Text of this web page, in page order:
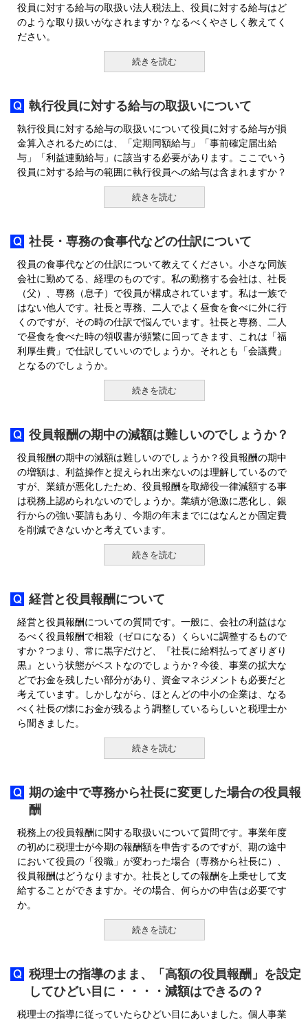
役員に対する給与の取扱い法人税法上、役員に対する給与はど
のような取り扱いがなされますか？なるべくやさしく教えてく
ださい。
続きを読む
執行役員に対する給与の取扱いについて
執行役員に対する給与の取扱いについて役員に対する給与が損
金算入されるためには、「定期同額給与」「事前確定届出給
与」「利益連動給与」に該当する必要があります。ここでいう
役員に対する給与の範囲に執行役員への給与は含まれますか？
続きを読む
社長・専務の食事代などの仕訳について
役員の食事代などの仕訳について教えてください。小さな同族
会社に勤めてる、経理のものです。私の勤務する会社は、社長
（父）、専務（息子）で役員が構成されています。私は一族で
はない他人です。社長と専務、二人でよく昼食を食べに外に行
くのですが、その時の仕訳で悩んでいます。社長と専務、二人
で昼食を食べた時の領収書が頻繁に回ってきます、これは「福
利厚生費」で仕訳していいのでしょうか。それとも「会議費」
となるのでしょうか。
続きを読む
役員報酬の期中の減額は難しいのでしょうか？
役員報酬の期中の減額は難しいのでしょうか？役員報酬の期中
の増額は、利益操作と捉えられ出来ないのは理解しているので
すが、業績が悪化したため、役員報酬を取締役一律減額する事
は税務上認められないのでしょうか。業績が急激に悪化し、銀
行からの強い要請もあり、今期の年末までにはなんとか固定費
を削減できないかと考えています。
続きを読む
経営と役員報酬について
経営と役員報酬についての質問です。一般に、会社の利益はな
るべく役員報酬で相殺（ゼロになる）くらいに調整するもので
すか？つまり、常に黒字だけど、『社長に給料払ってぎりぎり
黒』という状態がベストなのでしょうか？今後、事業の拡大な
どでお金を残したい部分があり、資金マネジメントも必要だと
考えています。しかしながら、ほとんどの中小の企業は、なる
べく社長の懐にお金が残るよう調整しているらしいと税理士か
ら聞きました。
続きを読む
期の途中で専務から社長に変更した場合の役員報
酬
税務上の役員報酬に関する取扱いについて質問です。事業年度
の初めに税理士が今期の報酬額を申告するのですが、期の途中
において役員の「役職」が変わった場合（専務から社長に）、
役員報酬はどうなりますか。社長としての報酬を上乗せして支
給することができますか。その場合、何らかの申告は必要です
か。
続きを読む
税理士の指導のまま、「高額の役員報酬」を設定
してひどい目に・・・・減額はできるの？
税理士の指導に従っていたらひどい目にあいました。個人事業